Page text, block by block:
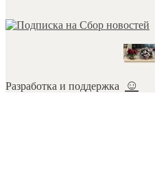
Разработка и поддержка ☺